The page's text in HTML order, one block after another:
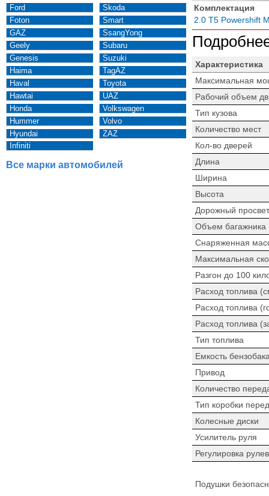
Ford
Foton
GAZ
Geely
Genesis
Haima
Haval
Hawtai
Honda
Hummer
Hyundai
Infiniti
Skoda
Smart
SsangYong
Subaru
Suzuki
TagAZ
Toyota
UAZ
Volkswagen
Volvo
ZAZ
Все марки автомобилей
Комплектация
2.0 T5 Powershift
Характеристика
Максимальная
Рабочий объем
Тип кузова
Количество мест
Кол-во дверей
Длина
Ширина
Высота
Дорожный просвет
Объем багажника
Снаряженная
Максимальная
Разгон до 100
Расход топлива
Расход топлива
Расход топлива
Тип топлива
Емкость
Привод
Количество
Тип коробки
Колесные диски
Усилитель руля
Регулировка
Подушки